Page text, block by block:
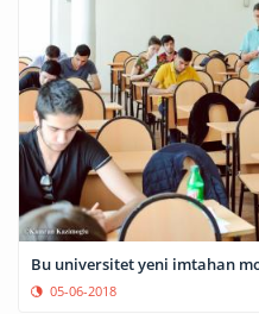
Bu universitet yeni imtahan
05-06-2018